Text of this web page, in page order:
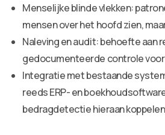
Menselijke blinde vlekken:
mensen over het hoofd zien,
Naleving en audit: behoefte aan
gedocumenteerde controle
Integratie met bestaande
reeds ERP- en
bedragdetectie hieraan koppelen